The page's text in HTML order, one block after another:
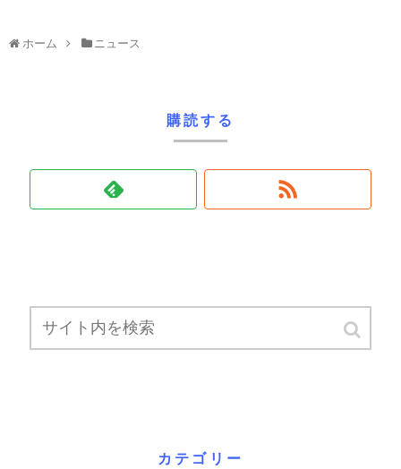
ホーム ニュース
購読する
カテゴリー